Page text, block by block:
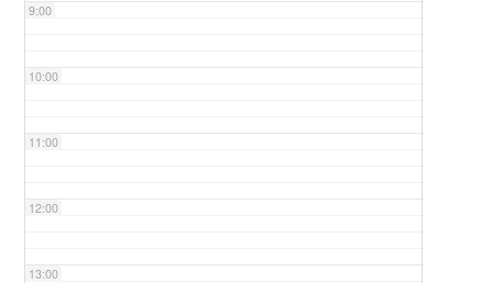
9:00
10:00
11:00
12:00
13:00